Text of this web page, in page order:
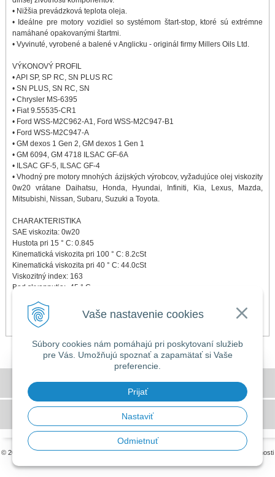
Vaše nastavenie cookies
Súbory cookies nám pomáhajú pri poskytovaní služieb
pre Vás. Umožňujú spoznať a zapamätať si Vaše
preferencie.
Prijať
Nastaviť
Odmietnuť
• Nižšia prevádzková teplota oleja.
• Ideálne pre motory vozidiel so systémom štart-stop, ktoré sú extrémne
namáhané opakovanými štartmi.
• Vyvinuté, vyrobené a balené v Anglicku - originál firmy Millers Oils Ltd.
VÝKONOVÝ PROFIL
• API SP, SP RC, SN PLUS RC
• SN PLUS, SN RC, SN
• Chrysler MS-6395
• Fiat 9.55535-CR1
• Ford WSS-M2C962-A1, Ford WSS-M2C947-B1
• Ford WSS-M2C947-A
• GM dexos 1 Gen 2, GM dexos 1 Gen 1
• GM 6094, GM 4718 ILSAC GF-6A
• ILSAC GF-5, ILSAC GF-4
• Vhodný pre motory mnohých ázijských výrobcov, vyžadujúce olej viskozity
0w20 vrátane Daihatsu, Honda, Hyundai, Infiniti, Kia, Lexus, Mazda,
Mitsubishi, Nissan, Subaru, Suzuki a Toyota.
CHARAKTERISTIKA
SAE viskozita: 0w20
Hustota pri 15 ° C: 0.845
Kinematická viskozita pri 100 ° C: 8.2cSt
Kinematická viskozita pri 40 ° C: 44.0cSt
Viskozitný index: 163
Bod skvapnutia: -45 ° C
HTHS: 2.6 mPa.s
TBN: 8.0 mg KOH / gm
Všeobecné obchodné podmienky
GDPR a používanie cookies
© 2026 MILLERS OILS SLOVAKIA •tvorba eshopu cez UNIobchod,webhostingspoločnosti
DOVOLENKA 3. - 7. augusta 2026
Predajňa bude ZATVORENÁ a vytvorené
objednávky začneme vybavovať 10.8.2026.